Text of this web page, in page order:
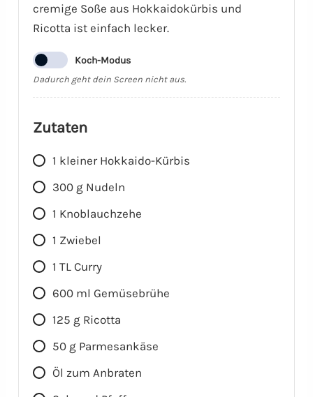
cremige Soße aus Hokkaidokürbis und
Ricotta ist einfach lecker.
Koch-Modus
Dadurch geht dein Screen nicht aus.
Zutaten
1 kleiner Hokkaido-Kürbis
300 g Nudeln
1 Knoblauchzehe
1 Zwiebel
1 TL Curry
600 ml Gemüsebrühe
125 g Ricotta
50 g Parmesankäse
Öl zum Anbraten